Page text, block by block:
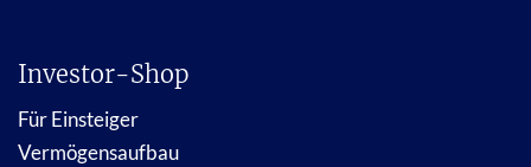
Investor-Shop
Für Einsteiger
Vermögensaufbau